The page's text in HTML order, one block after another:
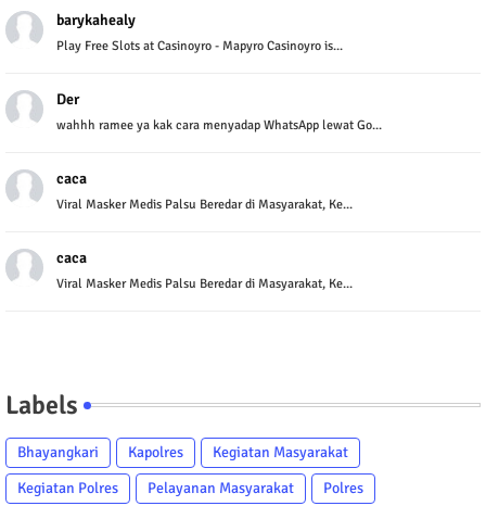
barykahealy
Play Free Slots at Casinoyro - Mapyro Casinoyro is...
Der
wahhh ramee ya kak cara menyadap WhatsApp lewat Go...
caca
Viral Masker Medis Palsu Beredar di Masyarakat, Ke...
caca
Viral Masker Medis Palsu Beredar di Masyarakat, Ke...
Labels
Bhayangkari Kapolres
Kegiatan Masyarakat
Kegiatan Polres
Pelayanan Masyarakat
Polres